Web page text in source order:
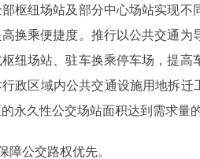
枢纽场站及部分中心场站实现
换乘便捷度。推行以公共交通
纽场站、驻车换乘停车场，提
政区域内公共交通设施用地拆
永久性公交场站面积达到需求量
公交路权优先。